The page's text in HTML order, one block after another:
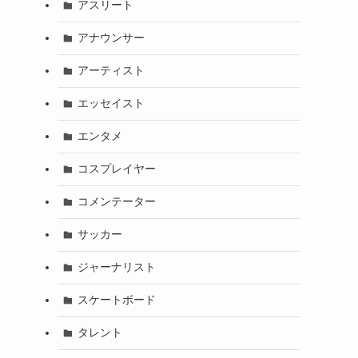
アスリート
アナウンサー
アーティスト
エッセイスト
エンタメ
コスプレイヤー
コメンテーター
サッカー
ジャーナリスト
スケートボード
タレント